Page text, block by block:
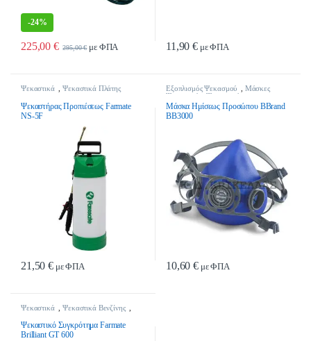
-24%
225,00€ 295,00€με ΦΠΑ 11,90€ με ΦΠΑ
Ψεκαστικά ,Ψεκαστικά Πλάτης
Ψεκαστήρας Προπιέσεως Farmate
NS-5F
21,50€ με ΦΠΑ
Εξοπλισμός Ψεκασμού , Μάσκες
Ψεκασμού
,Ψεκαστικά
Μάσκα Ημίσεως Προσώπου BBrand
BB3000
10,60€ με ΦΠΑ
Ψεκαστικά ,Ψεκαστικά Βενζίνης
Ψεκαστικό Συγκρότημα Farmate
Brilliant GT 600